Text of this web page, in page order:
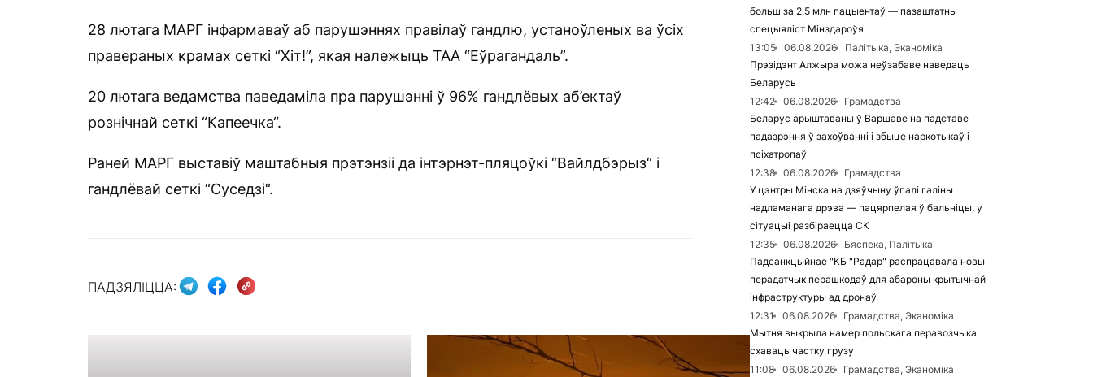
28 лютага МАРГ інфармаваў аб парушэннях правілаў гандлю, устаноўленых ва ўсіх
правераных крамах сеткі “Хіт!”, якая належыць ТАА “Еўрагандаль”.
20 лютага ведамства паведаміла пра парушэнні ў 96% гандлёвых аб’ектаў
рознічнай сеткі “Капеечка“.
Раней МАРГ выставіў маштабныя прэтэнзіі да інтэрнэт-пляцоўкі “Вайлдбэрыз“ і
гандлёвай сеткі “Суседзі“.
ПАДЗЯЛІЦЦА:
больш за 2,5 млн пацыентаў — пазаштатны
спецыяліст Мінздароўя
13:05
06.08.2026
Палітыка, Эканоміка
Прэзідэнт Алжыра можа неўзабаве наведаць
Беларусь
12:42
06.08.2026
Грамадства
Беларус арыштаваны ў Варшаве на падставе
падазрэння ў захоўванні і збыце наркотыкаў і
псіхатропаў
12:38
06.08.2026
Грамадства
У цэнтры Мінска на дзяўчыну ўпалі галіны
надламанага дрэва — пацярпелая ў бальніцы, у
сітуацыі разбіраецца СК
12:35
06.08.2026
Бяспека, Палітыка
Падсанкцыйнае "КБ "Радар" распрацавала новы
перадатчык перашкодаў для абароны крытычнай
інфраструктуры ад дронаў
12:31
06.08.2026
Грамадства, Эканоміка
Мытня выкрыла намер польскага перавозчыка
схаваць частку грузу
11:08
06.08.2026
Грамадства, Эканоміка